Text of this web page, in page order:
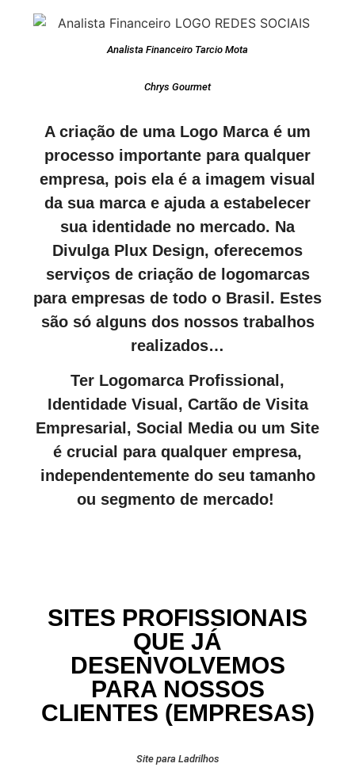
Analista Financeiro Tarcio Mota
Chrys Gourmet
A criação de uma Logo Marca é um
processo importante para qualquer
empresa, pois ela é a imagem visual
da sua marca e ajuda a estabelecer
sua identidade no mercado. Na
Divulga Plux Design, oferecemos
serviços de criação de logomarcas
para empresas de todo o Brasil. Estes
são só alguns dos nossos trabalhos
realizados…
Ter Logomarca Profissional,
Identidade Visual, Cartão de Visita
Empresarial, Social Media ou um Site
é crucial para qualquer empresa,
independentemente do seu tamanho
ou segmento de mercado!
SITES PROFISSIONAIS
QUE JÁ
DESENVOLVEMOS
PARA NOSSOS
CLIENTES (EMPRESAS)
Site para Ladrilhos